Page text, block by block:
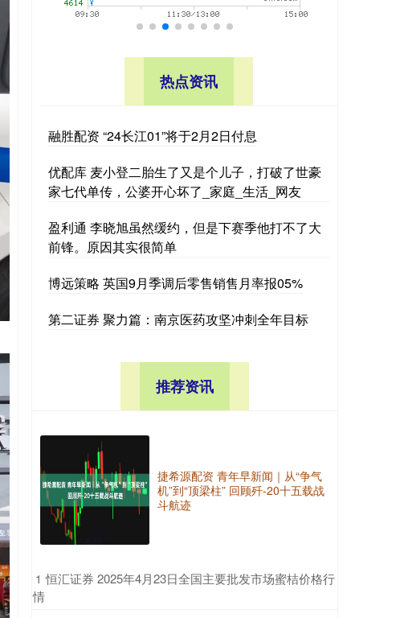
热点资讯
融胜配资 “24长江01”将于2月2日付息
优配库 麦小登二胎生了又是个儿子，打破了世豪
家七代单传，公婆开心坏了_家庭_生活_网友
盈利通 李晓旭虽然缓约，但是下赛季他打不了大
前锋。原因其实很简单
博远策略 英国9月季调后零售销售月率报05%
第二证券 聚力篇：南京医药攻坚冲刺全年目标
推荐资讯
捷希源配资 青年早新闻｜从“争气
机”到“顶梁柱” 回顾歼-20十五载战
斗航迹
1 ​恒汇证券 2025年4月23日全国主要批发市场蜜桔价格行
情